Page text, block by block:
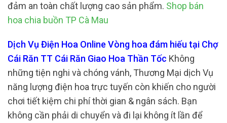
đảm an toàn chất lượng cao sản phẩm. Shop bán
hoa chia buồn TP Cà Mau
Dịch Vụ Điện Hoa Online Vòng hoa đám hiếu tại Chợ
Cái Răn TT Cái Răn Giao Hoa Thần Tốc Không
những tiện nghi và chóng vánh, Thương Mại dịch Vụ
năng lượng điện hoa trực tuyến còn khiến cho người
chơi tiết kiệm chi phí thời gian & ngân sách. Bạn
không cần phải di chuyển và đi lại không ít lần để